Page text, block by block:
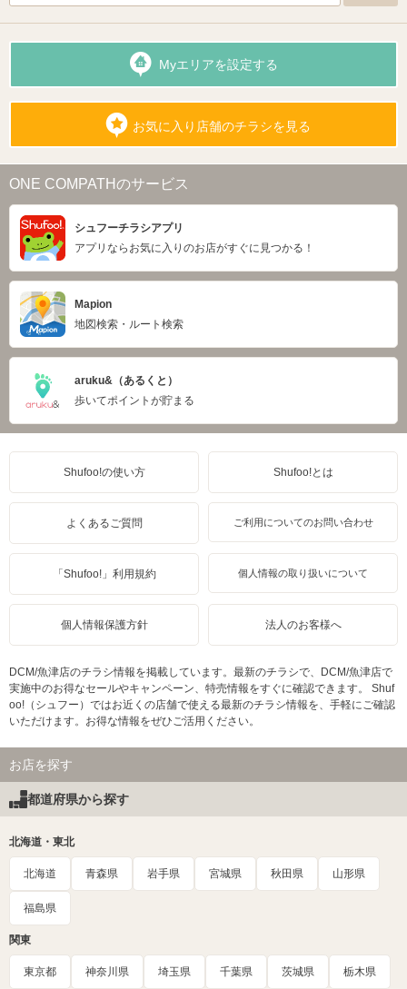
Myエリアを設定する
お気に入り店舗のチラシを見る
ONE COMPATHのサービス
シュフーチラシアプリ
アプリならお気に入りのお店がすぐに見つかる！
Mapion
地図検索・ルート検索
aruku&（あるくと）
歩いてポイントが貯まる
Shufoo!の使い方 Shufoo!とは
よくあるご質問 ご利用についてのお問い合わせ
「Shufoo!」利用規約 個人情報の取り扱いについて
個人情報保護方針 法人のお客様へ
DCM/魚津店のチラシ情報を掲載しています。最新のチラシで、DCM/魚津店で
実施中のお得なセールやキャンペーン、特売情報をすぐに確認できます。 Shuf
oo!（シュフー）ではお近くの店舗で使える最新のチラシ情報を、手軽にご確認
いただけます。お得な情報をぜひご活用ください。
お店を探す
都道府県から探す
北海道・東北
北海道 青森県 岩手県 宮城県 秋田県 山形県
福島県
関東
東京都 神奈川県 埼玉県 千葉県 茨城県 栃木県